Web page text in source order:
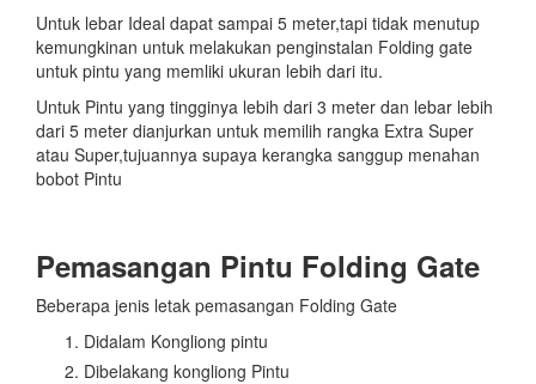
Untuk lebar Ideal dapat sampai 5 meter,tapi tidak menutup
kemungkinan untuk melakukan penginstalan Folding gate
untuk pintu yang memliki ukuran lebih dari itu.
Untuk Pintu yang tingginya lebih dari 3 meter dan lebar lebih
dari 5 meter dianjurkan untuk memilih rangka Extra Super
atau Super,tujuannya supaya kerangka sanggup menahan
bobot Pintu
Pemasangan Pintu Folding Gate
Beberapa jenis letak pemasangan Folding Gate
Didalam Kongliong pintu
Dibelakang kongliong Pintu